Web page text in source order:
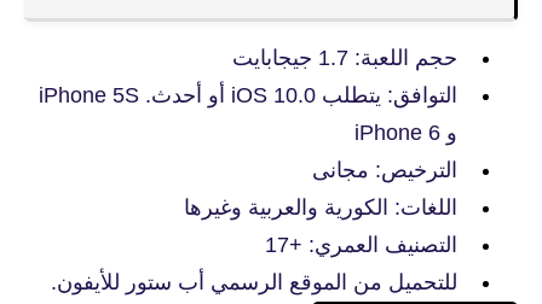
حجم اللعبة: 1.7 جيجابايت
التوافق: يتطلب iOS 10.0 أو أحدث. iPhone 5S
و iPhone 6
الترخيص: مجانى
اللغات: الكورية والعربية وغيرها
التصنيف العمري: +17
للتحميل من الموقع الرسمي أب ستور للأيفون.